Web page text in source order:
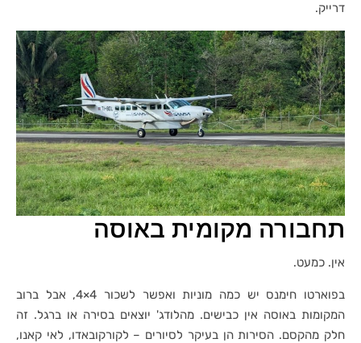
דרייק.
תחבורה מקומית באוסה
אין. כמעט.
בפוארטו חימנס יש כמה מוניות ואפשר לשכור 4×4, אבל ברוב
המקומות באוסה אין כבישים. מהלודג' יוצאים בסירה או ברגל. זה
חלק מהקסם. הסירות הן בעיקר לסיורים – לקורקובאדו, לאי קאנו,